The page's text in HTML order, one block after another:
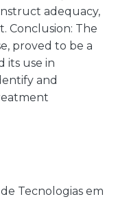
adequacy,
Conclusion: The
proved to be a
its use in
and
Tecnologias em